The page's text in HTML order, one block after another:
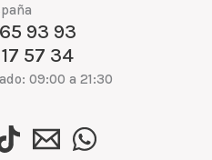
93 93
57 34
09:00 a 21:30